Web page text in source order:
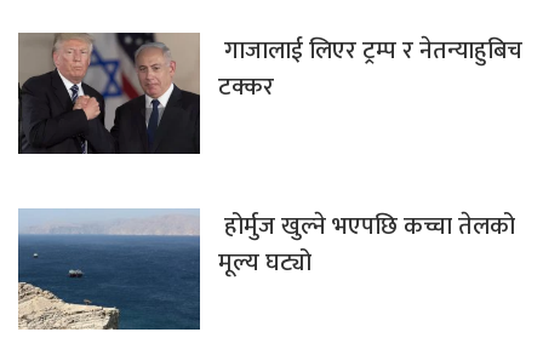
गाजालाई लिएर ट्रम्प र नेतन्याहुबिच
टक्कर
होर्मुज खुल्ने भएपछि कच्चा तेलको
मूल्य घट्यो